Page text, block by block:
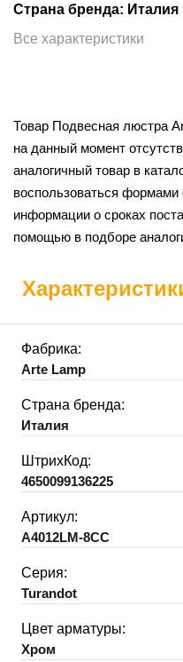
Страна бренда: Италия
Все характеристики
Товар Подвесная люстра
на данный момент
аналогичный товар в
воспользоваться формами
информации о сроках
помощью в подборе
Фабрика:
Arte Lamp
Страна бренда:
Италия
ШтрихКод:
4650099136225
Артикул:
A4012LM-8CC
Серия:
Turandot
Цвет арматуры:
Хром